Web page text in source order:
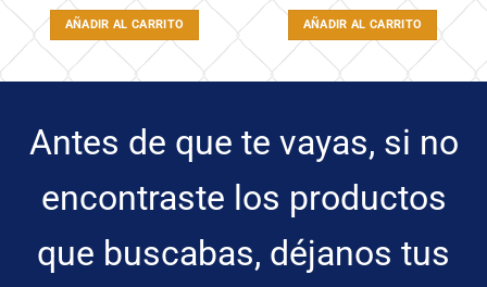
AÑADIR AL CARRITO AÑADIR AL CARRITO
Antes de que te vayas, si no
encontraste los productos
que buscabas, déjanos tus